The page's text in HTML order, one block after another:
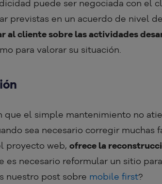
puede ser negociada con el
previstas en un acuerdo de nivel
al cliente sobre las actividades
para valorar su situación.
que el simple mantenimiento no
sea necesario corregir muchas
proyecto web, ofrece la
es necesario reformular un sitio
nuestro post sobre mobile first?